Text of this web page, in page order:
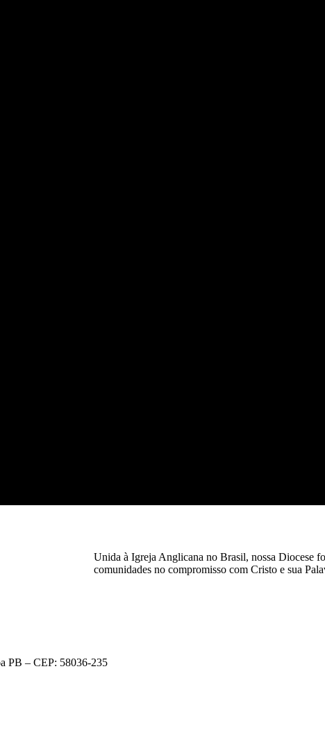
Unida à Igreja Anglicana no Brasil, nossa Diocese
comunidades no compromisso com Cristo e sua
PB – CEP: 58036-235